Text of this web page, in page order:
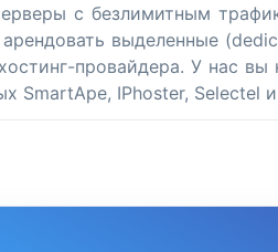
с безлимитным
выделенные
провайдера. У нас
SmartApe, IPhoster, Selectel